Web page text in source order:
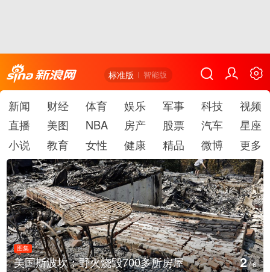
标准版 智能版
新闻 财经 体育 娱乐 军事 科技
视频
直播
美图 NBA 房产 股票 汽车
星座
小说
教育 女性 健康 精品 微博 更多
图集
美国斯波坎：野火烧毁700多所房屋 2/6